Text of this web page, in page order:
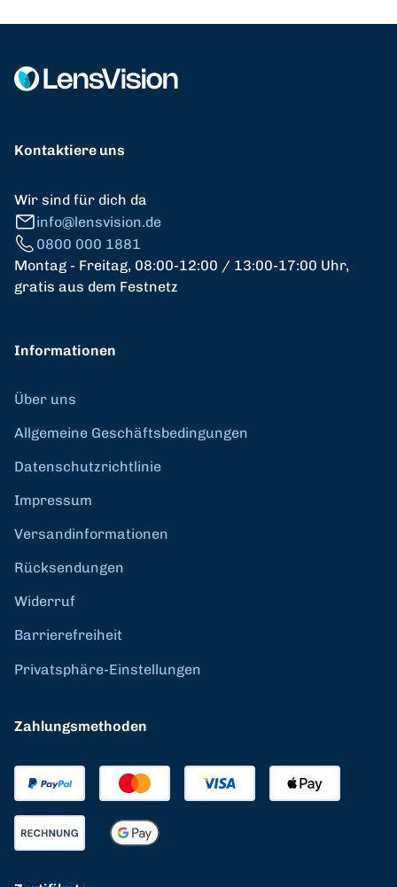
Kontaktiere uns
Wir sind für dich da
info@lensvision.de
0800 000 1881
Montag - Freitag, 08:00-12:00 / 13:00-17:00 Uhr,
gratis aus dem Festnetz
Informationen
Über uns
Allgemeine Geschäftsbedingungen
Datenschutzrichtlinie
Impressum
Versandinformationen
Rücksendungen
Widerruf
Barrierefreiheit
Privatsphäre-Einstellungen
Zahlungsmethoden